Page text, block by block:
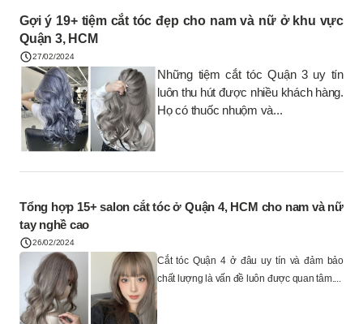
Gợi ý 19+ tiệm cắt tóc đẹp cho nam và nữ ở khu vực
Quận 3, HCM
27/02/2024
Những tiệm cắt tóc Quận 3 uy tín
luôn thu hút được nhiều khách hàng.
Họ có thuốc nhuộm và...
Tổng hợp 15+ salon cắt tóc ở Quận 4, HCM cho nam và nữ
tay nghề cao
26/02/2024
Cắt tóc Quận 4 ở đâu uy tín và đảm bảo
chất lượng là vấn đề luôn được quan tâm....